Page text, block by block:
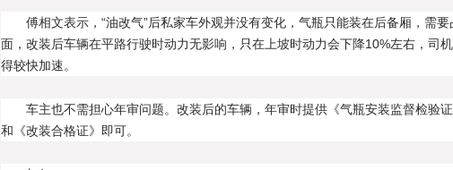
傅相文表示，“油改气”后私家车外观并没有变化，气瓶只能装在后备厢，需
面，改装后车辆在平路行驶时动力无影响，只在上坡时动力会下降10%左右，司
得较快加速。
车主也不需担心年审问题。改装后的车辆，年审时提供《气瓶安装监督检验
和《改装合格证》即可。